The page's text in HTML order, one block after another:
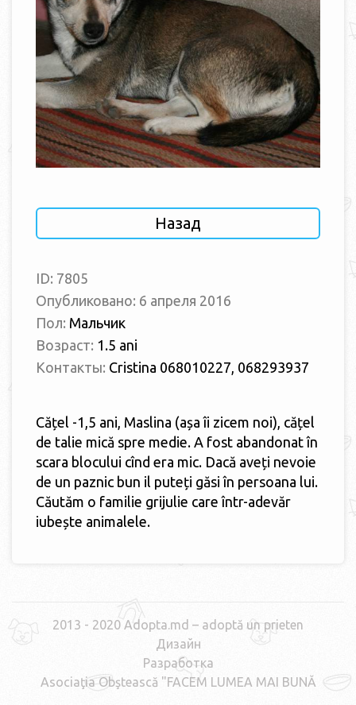
Назад
ID: 7805
Опубликовано: 6 апреля 2016
Пол: Мальчик
Возраст: 1.5 ani
Контакты: Cristina 068010227, 068293937
Cățel -1,5 ani, Maslina (așa îi zicem noi), cățel
de talie mică spre medie. A fost abandonat în
scara blocului cînd era mic. Dacă aveți nevoie
de un paznic bun il puteți găsi în persoana lui.
Căutăm o familie grijulie care într-adevăr
iubește animalele.
2013 - 2020 Adopta.md – adoptă un prieten
Дизайн
Разработка
Asociaţia Obştească "FACEM LUMEA MAI BUNĂ